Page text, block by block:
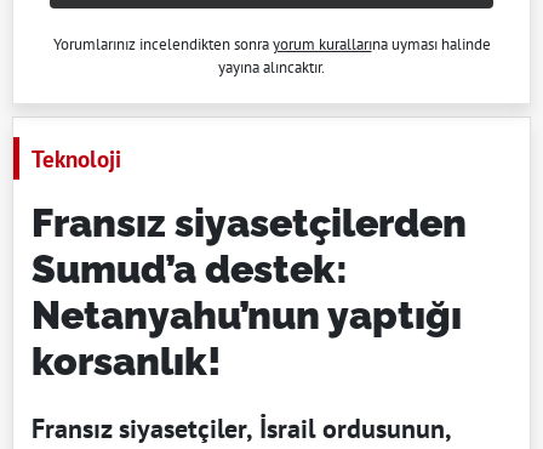
Yorumlarınız incelendikten sonrayorum kurallarına uyması halinde
yayına alıncaktır.
Teknoloji
Fransız siyasetçilerden
Sumud’a destek:
Netanyahu’nun yaptığı
korsanlık!
Fransız siyasetçiler, İsrail ordusunun,